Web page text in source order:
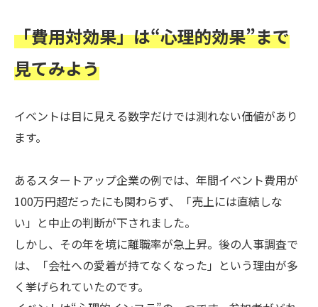
「費用対効果」は“心理的効果”まで
見てみよう
イベントは目に見える数字だけでは測れない価値があり
ます。
あるスタートアップ企業の例では、年間イベント費用が
100万円超だったにも関わらず、「売上には直結しな
い」と中止の判断が下されました。
しかし、その年を境に離職率が急上昇。後の人事調査で
は、「会社への愛着が持てなくなった」という理由が多
く挙げられていたのです。